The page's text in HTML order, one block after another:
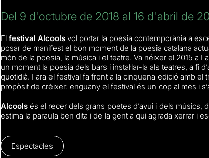
Del 9 d'octubre de 2018 al 16 d'abril de
El festival Alcoolsvol portar la poesia contemporània a
posar de manifest el bon moment de la poesia catalana
món de la poesia, la música i el teatre. Va néixer el 2015 a
un moment la poesia dels bars i instal·lar-la als teatres, a fi
quotidià. I ara el festival fa front a la cinquena edició amb el
propòsit de créixer: enguany el festival és un cop al mes i
Alcoolsés el recer dels grans poetes d’avui i dels músics,
estima la paraula ben dita i de la gent a qui agrada xerrar i
Espectacles